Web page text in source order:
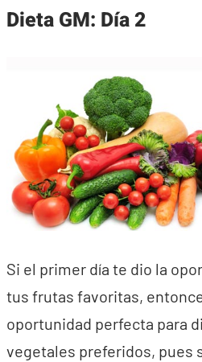
Dieta GM: Día 2
Si el primer día te dio la
tus frutas favoritas,
oportunidad perfecta para
vegetales preferidos, pues